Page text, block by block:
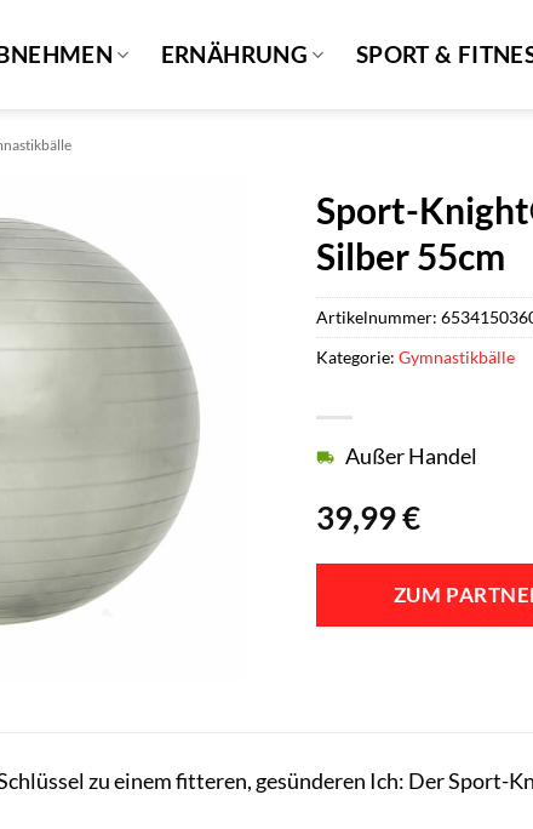
ERNÄHRUNG SPORT &
Sport-
Silber 55cm
39,99€
Außer Handel
ZUM
Artikelnummer:
Kategorie:Gymnastikbälle
zu einem fitteren, gesünderen Ich: Der